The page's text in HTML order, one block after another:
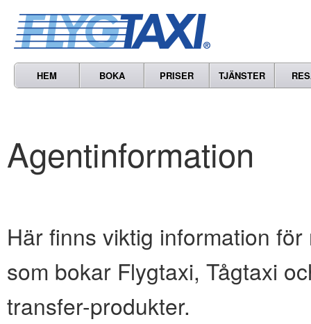
HEM BOKA PRISER TJÄNSTER
Agentinformation
Här finns viktig information
som bokar Flygtaxi, Tågtaxi
transfer-produkter.